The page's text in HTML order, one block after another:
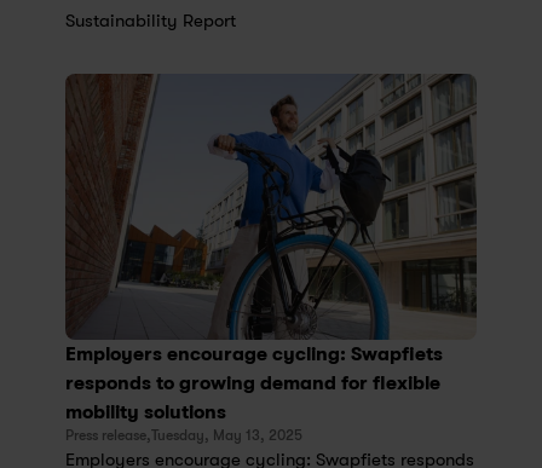
Sustainability Report
Employers encourage cycling: Swapfiets
responds to growing demand for flexible
mobility solutions
Press release,Tuesday, May 13, 2025
Employers encourage cycling: Swapfiets responds